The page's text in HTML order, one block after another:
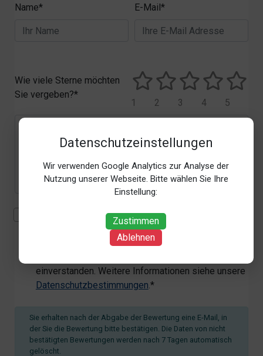
Datenschutzeinstellungen
Wir verwenden Google Analytics zur Analyse der
Nutzung unserer Webseite. Bitte wählen Sie Ihre
Einstellung:
Zustimmen
Ablehnen
Name* E-Mail*
Wie viele Sterne möchten
Sie vergeben?*
5
4
3
2
1
Mit der Erhebung, Verarbeitung und Nutzung meiner
personenbezogenen Daten (Angaben, Datum und
Uhrzeit der Bewertungsabgabe, Referrer-URL) zum
einverstanden. Weitere Informationen siehe unsere
Datenschutzbestimmungen.*
Sie erhalten nach der Abgabe der Bewertung eine E-Mail, in
der Sie die Bewertung bitte bestätigen. Die Daten von nicht
bestätigten Bewertungen werden nach 7 Tagen automatisch
gelöscht.